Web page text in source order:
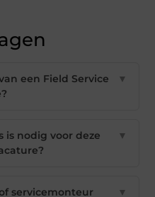
een Field Service
▼
is nodig voor deze
▼
servicemonteur
▼